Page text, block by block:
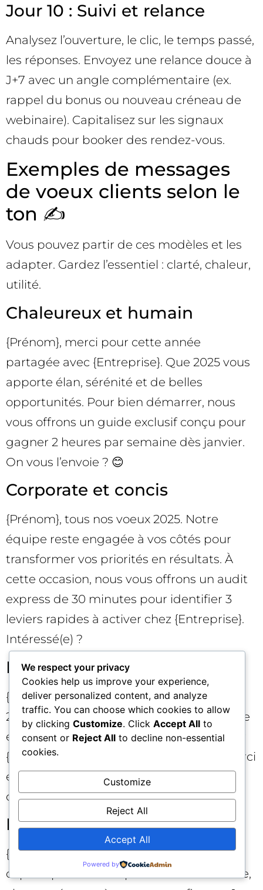
Jour 10 : Suivi et relance
Analysez l’ouverture, le clic, le temps passé,
les réponses. Envoyez une relance douce à
J+7 avec un angle complémentaire (ex.
rappel du bonus ou nouveau créneau de
webinaire). Capitalisez sur les signaux
chauds pour booker des rendez-vous.
Exemples de messages
de voeux clients selon le
ton ✍️
Vous pouvez partir de ces modèles et les
adapter. Gardez l’essentiel : clarté, chaleur,
utilité.
Chaleureux et humain
{Prénom}, merci pour cette année
partagée avec {Entreprise}. Que 2025 vous
apporte élan, sérénité et de belles
opportunités. Pour bien démarrer, nous
vous offrons un guide exclusif conçu pour
gagner 2 heures par semaine dès janvier.
On vous l’envoie ? 😊
Corporate et concis
{Prénom}, tous nos voeux 2025. Notre
équipe reste engagée à vos côtés pour
transformer vos priorités en résultats. À
cette occasion, nous vous offrons un audit
express de 30 minutes pour identifier 3
leviers rapides à activer chez {Entreprise}.
Intéressé(e) ?
Innovant et différenciant
{Prénom}, meilleurs vœux ! Pour célébrer
2025, découvrez votre vidéo personnalisée
et 3 recommandations actionnables pour
{Entreprise}. C’est notre façon de dire merci
et de vous aider à prendre une longueur
d’avance. 🚀
Éco-responsable et engagé
{Prénom}, en 2025, nous poursuivons un
cap : impact et transparence. Cette année,
We respect your privacy
Cookies help us improve your experience,
deliver personalized content, and analyze
traffic. You can choose which cookies to allow
by clicking Customize. Click Accept All to
consent or Reject All to decline non-essential
cookies.
Customize
Reject All
Accept All
Powered by